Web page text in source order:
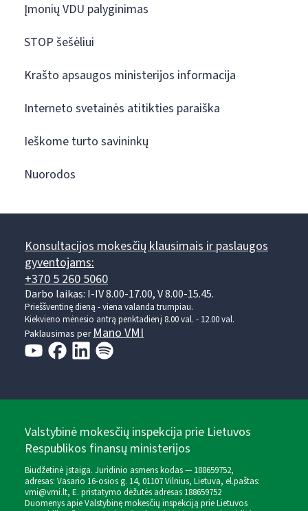
Įmonių VDU palyginimas
STOP šešėliui
Krašto apsaugos ministerijos informacija
Interneto svetainės atitikties paraiška
Ieškome turto savininkų
Nuorodos
Konsultacijos mokesčių klausimais ir paslaugos
gyventojams:
+370 5 260 5060
Darbo laikas: I-IV 8.00-17.00, V 8.00-15.45.
Prieššventinę dieną - viena valanda trumpiau.
Kiekvieno mėnesio antrą penktadienį 8.00 val. - 12.00 val.
Paklausimas perMano VMI
Valstybinė mokesčių inspekcija prie Lietuvos
Respublikos finansų ministerijos
Biudžetinė įstaiga. Juridinio asmens kodas — 188659752,
adresas: Vasario 16-osios g. 14, 01107 Vilnius, Lietuva, el.paštas:
vmi@vmi.lt, E. pristatymo dėžutės adresas 188659752
Duomenys apie Valstybinę mokesčių inspekciją prie Lietuvos